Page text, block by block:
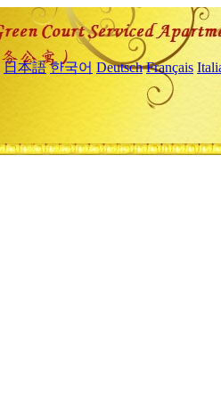
日本語 한국어 Deutsch Français